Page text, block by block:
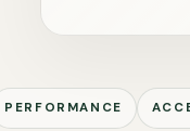
PERFORMANCE